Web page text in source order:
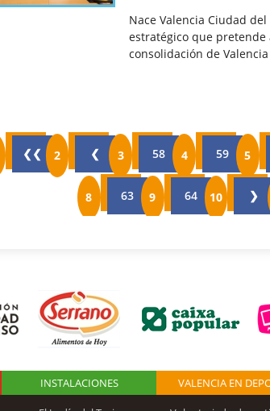
Nace Valencia Ciudad
estratégico que pretende
consolidación de
❮❮ ❮ 58 59
63 64 ❯
INSTALACIONES VALENCIA EN